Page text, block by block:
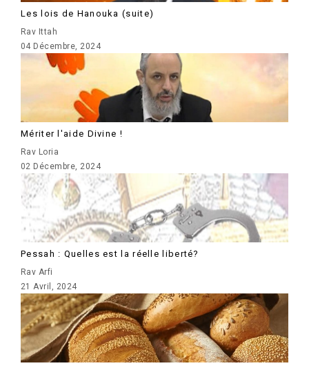
Les lois de Hanouka (suite)
Rav Ittah
04 Décembre, 2024
Mériter l'aide Divine !
Rav Loria
02 Décembre, 2024
Pessah : Quelles est la réelle liberté?
Rav Arfi
21 Avril, 2024